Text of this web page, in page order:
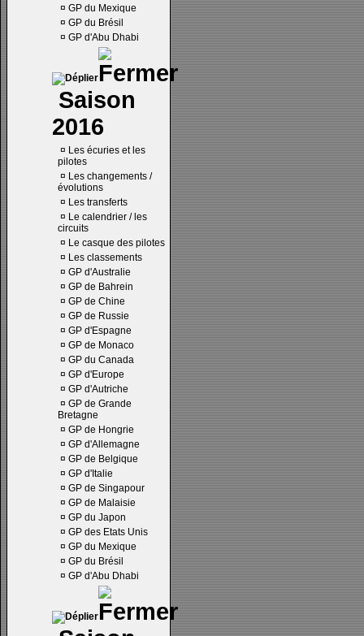
¤ GP du Mexique
¤ GP du Brésil
¤ GP d'Abu Dhabi
Saison
2016
¤ Les écuries et les
pilotes
¤ Les changements /
évolutions
¤ Les transferts
¤ Le calendrier / les
circuits
¤ Le casque des pilotes
¤ Les classements
¤ GP d'Australie
¤ GP de Bahrein
¤ GP de Chine
¤ GP de Russie
¤ GP d'Espagne
¤ GP de Monaco
¤ GP du Canada
¤ GP d'Europe
¤ GP d'Autriche
¤ GP de Grande
Bretagne
¤ GP de Hongrie
¤ GP d'Allemagne
¤ GP de Belgique
¤ GP d'Italie
¤ GP de Singapour
¤ GP de Malaisie
¤ GP du Japon
¤ GP des Etats Unis
¤ GP du Mexique
¤ GP du Brésil
¤ GP d'Abu Dhabi